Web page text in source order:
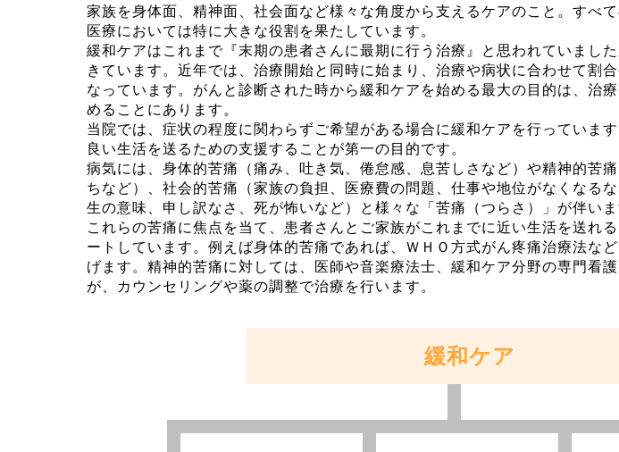
家族を身体面、精神面、社会面など様々な角度から支えるケアのこと。すべ
医療においては特に大きな役割を果たしています。
緩和ケアはこれまで『末期の患者さんに最期に行う治療』と思われていまし
きています。近年では、治療開始と同時に始まり、治療や病状に合わせて割
なっています。がんと診断された時から緩和ケアを始める最大の目的は、治
めることにあります。
当院では、症状の程度に関わらずご希望がある場合に緩和ケアを行っていま
良い生活を送るための支援することが第一の目的です。
病気には、身体的苦痛（痛み、吐き気、倦怠感、息苦しさなど）や精神的苦
ちなど）、社会的苦痛（家族の負担、医療費の問題、仕事や地位がなくなる
生の意味、申し訳なさ、死が怖いなど）と様々な「苦痛（つらさ）」が伴いま
これらの苦痛に焦点を当て、患者さんとご家族がこれまでに近い生活を送れ
ートしています。例えば身体的苦痛であれば、ＷＨＯ方式がん疼痛治療法な
げます。精神的苦痛に対しては、医師や音楽療法士、緩和ケア分野の専門看
が、カウンセリングや薬の調整で治療を行います。
緩和ケア